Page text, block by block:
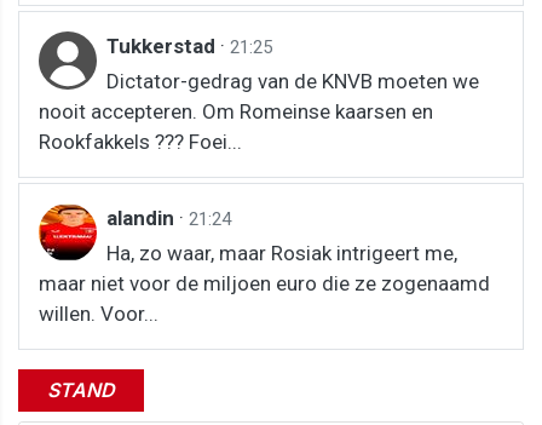
Tukkerstad · 21:25
Dictator-gedrag van de KNVB moeten we
nooit accepteren. Om Romeinse kaarsen en
Rookfakkels ??? Foei...
alandin · 21:24
Ha, zo waar, maar Rosiak intrigeert me,
maar niet voor de miljoen euro die ze zogenaamd
willen. Voor...
STAND